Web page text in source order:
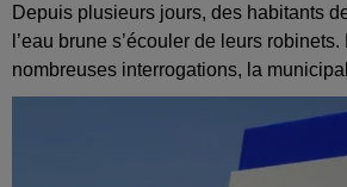
Depuis plusieurs jours, des habitants
l’eau brune s’écouler de leurs
nombreuses interrogations, la